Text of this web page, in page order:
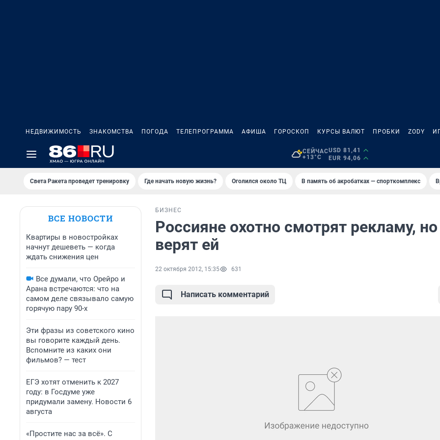
НЕДВИЖИМОСТЬ ЗНАКОМСТВА ПОГОДА ТЕЛЕПРОГРАММА АФИША ГОРОСКОП КУРСЫ ВАЛЮТ ПРОБКИ ZODY
СЕЙЧАС
+13°C
USD 81,41
EUR 94,06
Света Ракета проведет тренировку Где начать новую жизнь? Оголился около ТЦ В память об акробатках — спорткомплекс
ВСЕ НОВОСТИ
Квартиры в новостройках
начнут дешеветь — когда
ждать снижения цен
Все думали, что Орейро и
Арана встречаются: что на
самом деле связывало самую
горячую пару 90-х
Эти фразы из советского кино
вы говорите каждый день.
Вспомните из каких они
фильмов? — тест
ЕГЭ хотят отменить к 2027
году: в Госдуме уже
придумали замену. Новости 6
августа
«Простите нас за всё». С
БИЗНЕС
Россияне охотно смотрят рекламу,
верят ей
22 октября 2012, 15:35 631
Написать комментарий